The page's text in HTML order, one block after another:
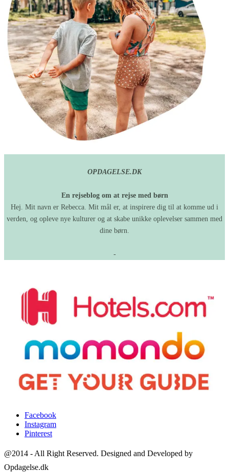
OPDAGELSE.DK
En rejseblog om at rejse med børn
Hej. Mit navn er Rebecca. Mit mål er, at inspirere dig til at komme ud i
verden, og opleve nye kulturer og at skabe unikke oplevelser sammen med
dine børn.
-
Facebook
Instagram
Pinterest
@2014 - All Right Reserved. Designed and Developed by
Opdagelse.dk